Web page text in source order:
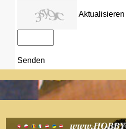
Aktualisieren
Senden